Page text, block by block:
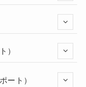
）
ート）